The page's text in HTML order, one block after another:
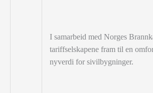
I samarbeid med Norges
tariffselskapene fram til en
nyverdi for sivilbygninger.